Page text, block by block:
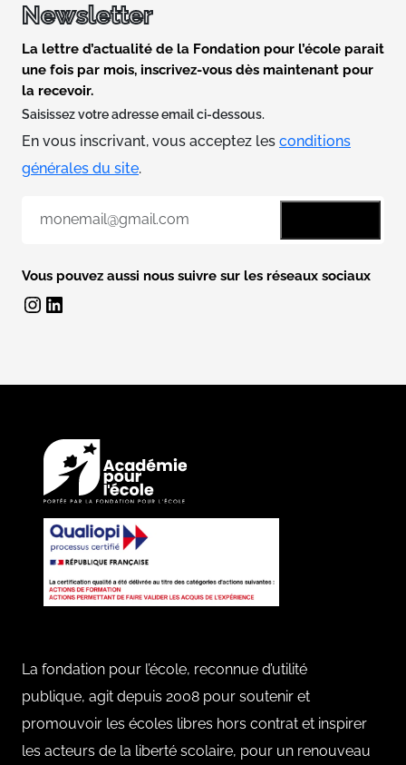
Newsletter
La lettre d’actualité de la Fondation pour l’école parait
une fois par mois, inscrivez-vous dès maintenant pour
la recevoir.
Saisissez votre adresse email ci-dessous.
En vous inscrivant, vous acceptez les conditions
générales du site.
a
Vous pouvez aussi nous suivre sur les réseaux sociaux
Instagram LinkedIn
La fondation pour l’école, reconnue d’utilité
publique, agit depuis 2008 pour soutenir et
promouvoir les écoles libres hors contrat et inspirer
les acteurs de la liberté scolaire, pour un renouveau